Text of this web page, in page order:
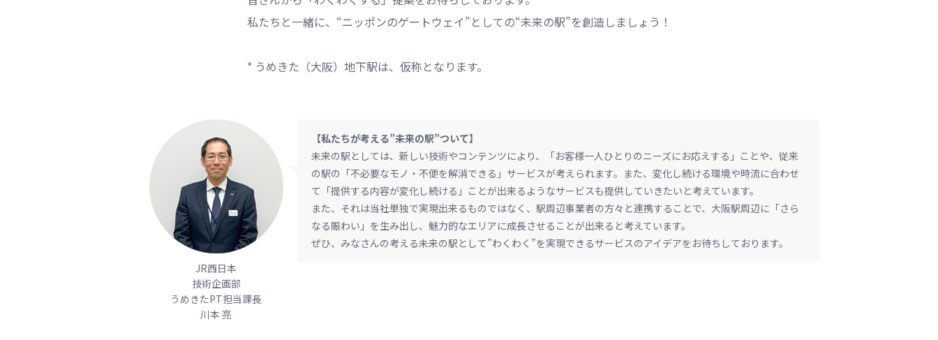
私たちと一緒に、“ニッポンのゲートウェイ”としての“未来の駅”を創造しましょう！
* うめきた（大阪）地下駅は、仮称となります。
JR西日本
技術企画部
うめきたPT担当課長
川本 亮
【私たちが考える”未来の駅”ついて】
未来の駅としては、新しい技術やコンテンツにより、「お客様一人ひとりのニーズにお応えする」ことや、従来
の駅の「不必要なモノ・不便を解消できる」サービスが考えられます。また、変化し続ける環境や時流に合わせ
て「提供する内容が変化し続ける」ことが出来るようなサービスも提供していきたいと考えています。
また、それは当社単独で実現出来るものではなく、駅周辺事業者の方々と連携することで、大阪駅周辺に「さら
なる賑わい」を生み出し、魅力的なエリアに成長させることが出来ると考えています。
ぜひ、みなさんの考える未来の駅として”わくわく”を実現できるサービスのアイデアをお待ちしております。